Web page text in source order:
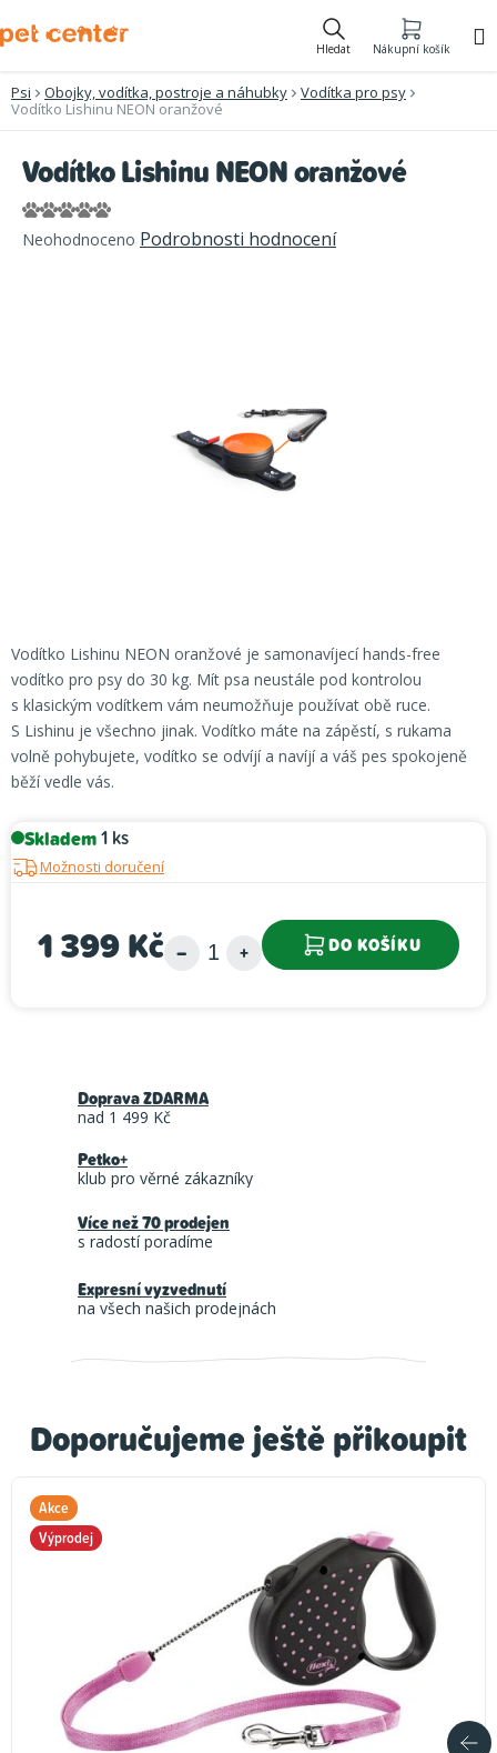
na
Hledat Nákupní košík
Psi Obojky, vodítka, postroje a náhubky
Vodítka pro psy
Vodítko Lishinu NEON oranžové
Vodítko Lishinu NEON oranžové je samonavíjecí hands-free
vodítko pro psy do 30 kg. Mít psa neustále pod kontrolou
s klasickým vodítkem vám neumožňuje používat obě ruce.
S Lishinu je všechno jinak. Vodítko máte na zápěstí, s rukama
volně pohybujete, vodítko se odvíjí a navíjí a váš pes spokojeně
běží vedle vás.
Skladem1 ks
Možnosti doručení
1 399 Kč DO KOŠÍKU
Vodítko Lishinu NEON oranžové
Průměrné
hodnocení
Neohodnoceno Podrobnosti hodnocení
Doporučujeme ještě přikoupit
Akce
Výprodej
Doprava ZDARMA
nad 1 499 Kč
Petko+
klub pro věrné zákazníky
Více než 70 prodejen
s radostí poradíme
Expresní vyzvednutí
na všech našich prodejnách